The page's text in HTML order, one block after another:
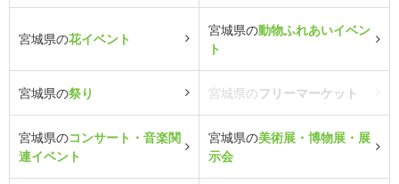
宮城県の花イベント
宮城県の動物ふれあいイベン
ト
宮城県の祭り 宮城県のフリーマーケット
宮城県のコンサート・音楽関
連イベント
宮城県の美術展・博物展・展
示会